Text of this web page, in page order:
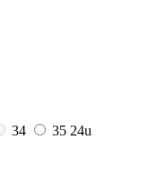
34 35 24u